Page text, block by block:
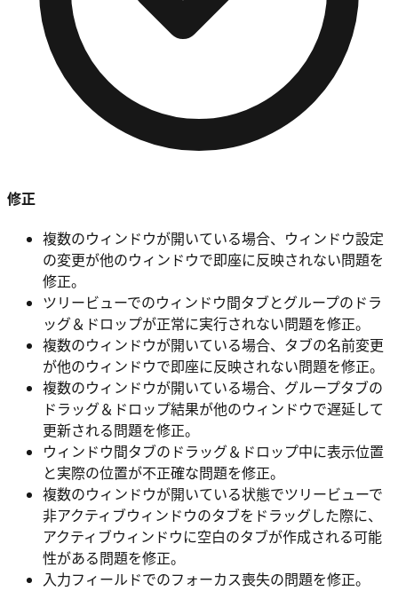
修正
複数のウィンドウが開いている場合、ウィンドウ設定
の変更が他のウィンドウで即座に反映されない問題を
修正。
ツリービューでのウィンドウ間タブとグループのドラ
ッグ＆ドロップが正常に実行されない問題を修正。
複数のウィンドウが開いている場合、タブの名前変更
が他のウィンドウで即座に反映されない問題を修正。
複数のウィンドウが開いている場合、グループタブの
ドラッグ＆ドロップ結果が他のウィンドウで遅延して
更新される問題を修正。
ウィンドウ間タブのドラッグ＆ドロップ中に表示位置
と実際の位置が不正確な問題を修正。
複数のウィンドウが開いている状態でツリービューで
非アクティブウィンドウのタブをドラッグした際に、
アクティブウィンドウに空白のタブが作成される可能
性がある問題を修正。
入力フィールドでのフォーカス喪失の問題を修正。